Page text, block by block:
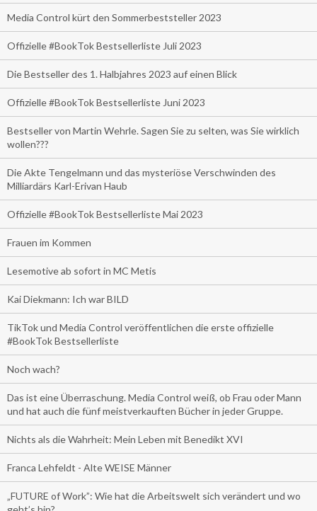
Media Control kürt den Sommerbeststeller 2023
Offizielle #BookTok Bestsellerliste Juli 2023
Die Bestseller des 1. Halbjahres 2023 auf einen Blick
Offizielle #BookTok Bestsellerliste Juni 2023
Bestseller von Martin Wehrle. Sagen Sie zu selten, was Sie wirklich
wollen???
Die Akte Tengelmann und das mysteriöse Verschwinden des
Milliardärs Karl-Erivan Haub
Offizielle #BookTok Bestsellerliste Mai 2023
Frauen im Kommen
Lesemotive ab sofort in MC Metis
Kai Diekmann: Ich war BILD
TikTok und Media Control veröffentlichen die erste offizielle
#BookTok Bestsellerliste
Noch wach?
Das ist eine Überraschung. Media Control weiß, ob Frau oder Mann
und hat auch die fünf meistverkauften Bücher in jeder Gruppe.
Nichts als die Wahrheit: Mein Leben mit Benedikt XVI
Franca Lehfeldt - Alte WEISE Männer
„FUTURE of Work”: Wie hat die Arbeitswelt sich verändert und wo